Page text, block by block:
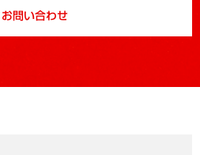
お問い合わせ